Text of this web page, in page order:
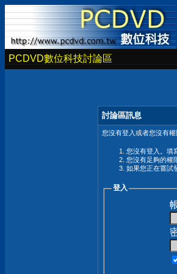
PCDVD數位科技討論區
討論區訊息
您沒有登入或者您沒有
您沒有登入。填
您沒有足夠的權
如果您正在嘗試
登入